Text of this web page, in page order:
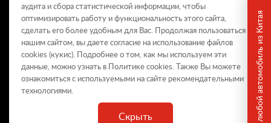
Привезем любой автомобиль из Китая
© 2009–2026
Данный интернет-сайт носит информационный характер и не
является публичной офертой, определяемой положениями Статьи
437 ГК РФ. Для получения подробной информации обращайтесь в
дилерские центры.
аудита и сбора статистической информации, чтобы
оптимизировать работу и функциональность этого сайта,
сделать его более удобным для Вас. Продолжая пользоваться
нашим сайтом, вы даете согласие на использование файлов
cookies (кукиc). Подробнее о том, как мы используем эти
данные, можно узнать в Политикеcookies. Также Вы можете
ознакомиться с используемыми на сайте рекомендательными
технологиями.
Скрыть